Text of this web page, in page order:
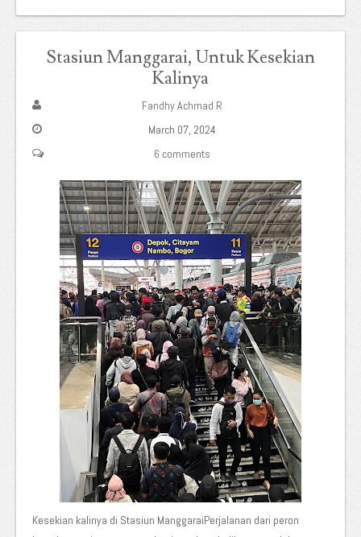
Stasiun Manggarai, Untuk Kesekian
Kalinya
Fandhy Achmad R
March 07, 2024
6 comments
Kesekian kalinya di Stasiun ManggaraiPerjalanan dari peron